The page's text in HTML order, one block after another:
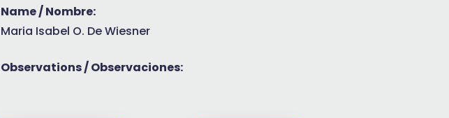
Name / Nombre:
Maria Isabel O. De Wiesner
Observations / Observaciones: